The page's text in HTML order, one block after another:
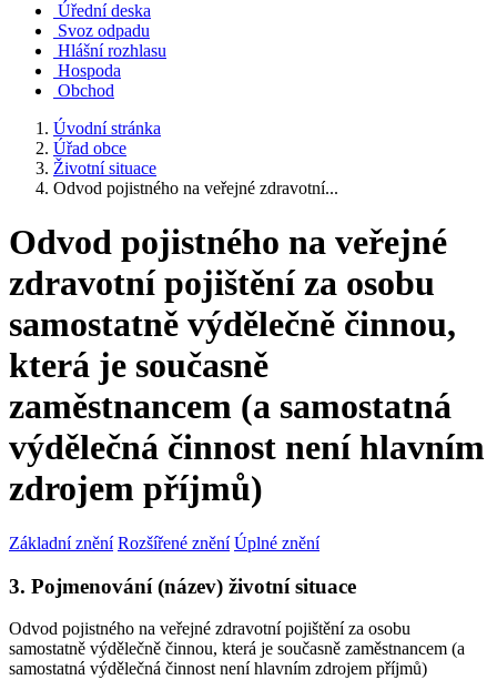
Úřední deska
Svoz odpadu
Hlášní rozhlasu
Hospoda
Obchod
Úvodní stránka
Úřad obce
Životní situace
Odvod pojistného na veřejné zdravotní...
Odvod pojistného na veřejné
zdravotní pojištění za osobu
samostatně výdělečně činnou,
která je současně
zaměstnancem (a samostatná
výdělečná činnost není hlavním
zdrojem příjmů)
Základní znění Rozšířené znění Úplné znění
3. Pojmenování (název) životní situace
Odvod pojistného na veřejné zdravotní pojištění za osobu
samostatně výdělečně činnou, která je současně zaměstnancem (a
samostatná výdělečná činnost není hlavním zdrojem příjmů)